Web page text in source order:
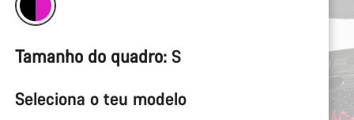
Tamanho do quadro: S
Seleciona o teu modelo